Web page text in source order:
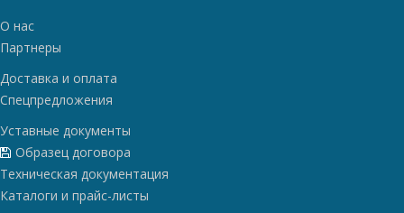
О нас
Партнеры
Доставка и оплата
Спецпредложения
Уставные документы
Образец договора
Техническая документация
Каталоги и прайс-листы